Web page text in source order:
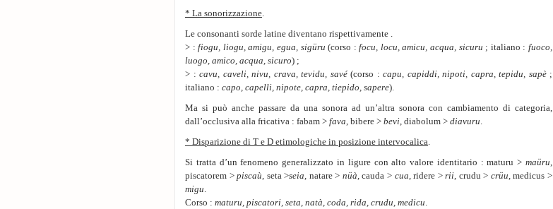
* La sonorizzazione.
Le consonanti sorde latine diventano rispettivamente .
> :fiogu, liogu, amigu, egua, sigüru (corso :focu, locu, amicu, acqua, sicuru ; italiano :fuoco,
luogo, amico, acqua, sicuro) ;
> : cavu, caveli, nivu, crava, tevidu, savé(corso : capu, capiddi, nipoti, capra, tepidu, sapè ;
italiano : capo, capelli, nipote, capra, tiepido, sapere).
Ma si può anche passare da una sonora ad un’altra sonora con cambiamento di categoria,
dall’occlusiva alla fricativa : fabam > fava, bibere > bevi, diabolum > diavuru.
* Disparizione di T e D etimologiche in posizione intervocalica.
Si tratta d’un fenomeno generalizzato in ligure con alto valore identitario : maturu > maüru,
piscatorem >piscaù, seta >seia, natare > nüà, cauda > cua, ridere >rii, crudu > crüu, medicus >
migu.
Corso : maturu, piscatori, seta, natà, coda, rida, crudu, medicu.